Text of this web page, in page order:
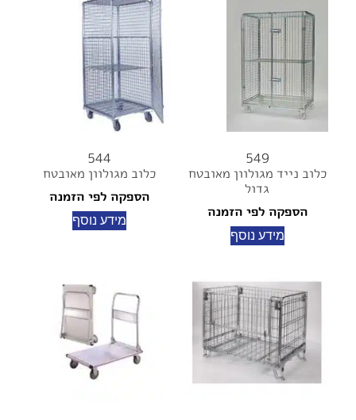
549
כלוב נייד מגולוון מאובטח
גדול
הספקה לפי הזמנה
מידע נוסף
544
כלוב מגולוון מאובטח
הספקה לפי הזמנה
מידע נוסף